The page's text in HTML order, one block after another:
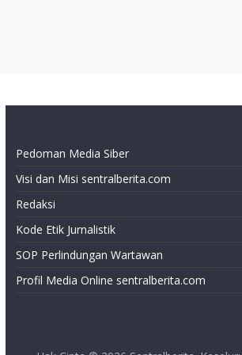
Pedoman Media Siber
Visi dan Misi sentralberita.com
Redaksi
Kode Etik Jurnalistik
SOP Perlindungan Wartawan
Profil Media Online sentralberita.com